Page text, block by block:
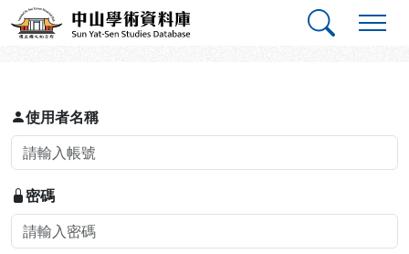
跳到主要內容
中山學術資料庫
登入
使用者名稱
密碼